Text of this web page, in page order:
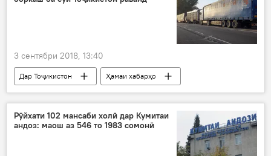
3 сентябри 2018, 13:40
Дар Тоҷикистон
Ҳамаи хабарҳо
сафир
марз
мошини боркаш
марзбандӣ
банд Туркманистон
Рӯйхати 102 мансаби холӣ дар Кумитаи
андоз: маош аз 546 то 1983 сомонӣ